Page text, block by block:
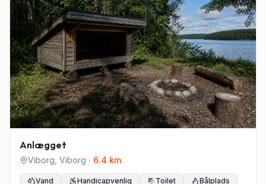
Anlægget
Viborg Viborg · 6.4 km
Vand Handicapvenlig Toilet Bålplads